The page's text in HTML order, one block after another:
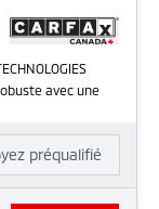
avec une
préqualifié